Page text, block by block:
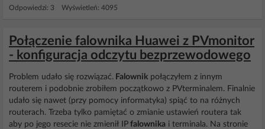
Odpowiedzi: 3 Wyświetleń: 4095
Połączenie falownika Huawei z PVmonitor
- konfiguracja odczytu bezprzewodowego
Problem udało się rozwiązać. Falownik połączyłem z innym
routerem i podobnie zrobiłem początkowo z PVterminalem. Finalnie
udało się nawet (przy pomocy informatyka) spiąć to na różnych
routerach. Trzeba tylko pamiętać o zmianie ustawień routera tak
aby po jego resecie nie zmienił IP falownika i terminala. Na stronie